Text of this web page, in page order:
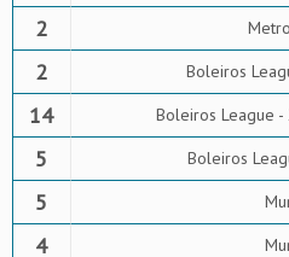
2
2 Boleiros
14 Boleiros League
5 Boleiros
5
4